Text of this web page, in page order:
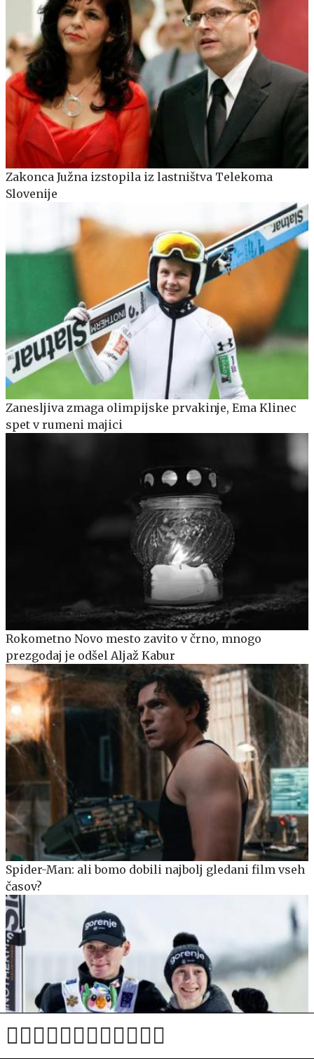
Zakonca Južna izstopila iz lastništva Telekoma
Slovenije
Zanesljiva zmaga olimpijske prvakinje, Ema Klinec
spet v rumeni majici
Rokometno Novo mesto zavito v črno, mnogo
prezgodaj je odšel Aljaž Kabur
Spider-Man: ali bomo dobili najbolj gledani film vseh
časov?